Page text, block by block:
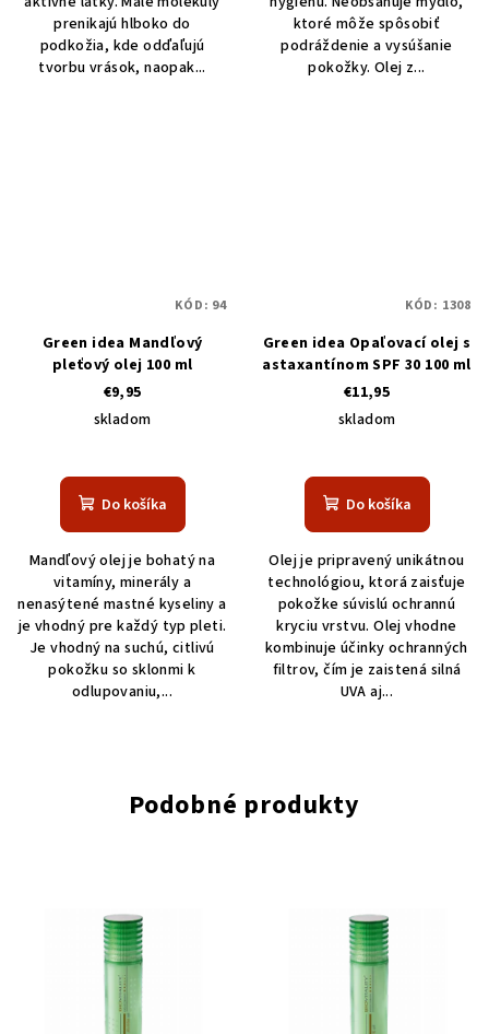
prenikajú hlboko do
podkožia, kde odďaľujú
tvorbu vrások, naopak...
ktoré môže spôsobiť
podráždenie a vysúšanie
pokožky. Olej z...
Green idea Mandľový
pleťový olej 100 ml
€9,95
skladom
Do košíka
Mandľový olej je bohatý na
vitamíny, minerály a
nenasýtené mastné kyseliny a
je vhodný pre každý typ pleti.
Je vhodný na suchú, citlivú
pokožku so sklonmi k
odlupovaniu,...
KÓD: 94
Green idea Opaľovací olej s
astaxantínom SPF 30 100 ml
€11,95
skladom
Do košíka
Olej je pripravený unikátnou
technológiou, ktorá zaisťuje
pokožke súvislú ochrannú
kryciu vrstvu. Olej vhodne
kombinuje účinky ochranných
filtrov, čím je zaistená silná
UVA aj...
KÓD: 1308
Podobné produkty